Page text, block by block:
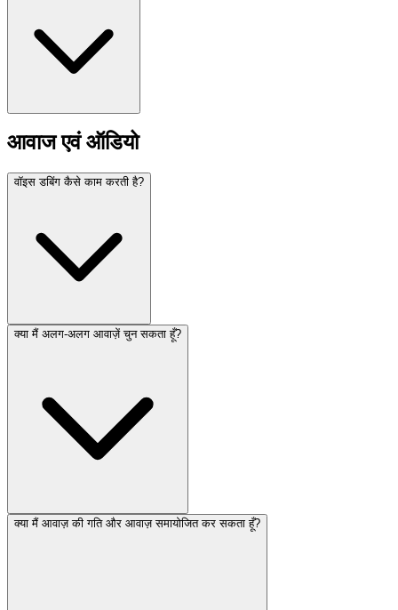
आवाज एवं ऑडियो
वॉइस डबिंग कैसे काम करती है?
क्या मैं अलग-अलग आवाज़ें चुन सकता हूँ?
क्या मैं आवाज़ की गति और आवाज़ समायोजित कर सकता हूँ?